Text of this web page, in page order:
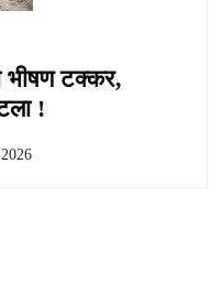
भीषण टक्कर,
!